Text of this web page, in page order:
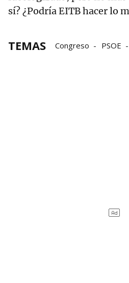
sí? ¿Podría EITB hacer lo
TEMAS Congreso PSOE